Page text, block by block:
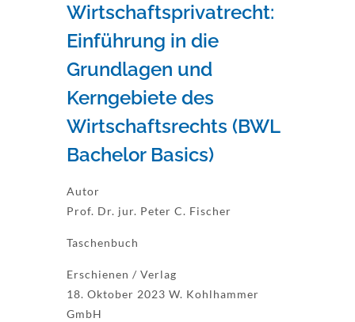
Wirtschaftsprivatrecht:
Einführung in die
Grundlagen und
Kerngebiete des
Wirtschaftsrechts (BWL
Bachelor Basics)
Autor
Prof. Dr. jur. Peter C. Fischer
Taschenbuch
Erschienen / Verlag
18. Oktober 2023 W. Kohlhammer
GmbH